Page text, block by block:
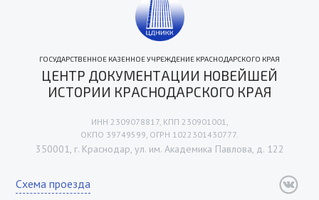
ГОСУДАРСТВЕННОЕ КАЗЕННОЕ УЧРЕЖДЕНИЕ КРАСНОДАРСКОГО КРАЯ
ЦЕНТР ДОКУМЕНТАЦИИ НОВЕЙШЕЙ
ИСТОРИИ КРАСНОДАРСКОГО КРАЯ
ИНН 2309078817, КПП 230901001,
ОКПО 39749599, ОГРН 1022301430777.
350001, г. Краснодар, ул. им. Академика Павлова, д. 122
Схема проезда